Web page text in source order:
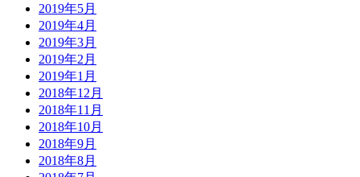
2019年5月
2019年4月
2019年3月
2019年2月
2019年1月
2018年12月
2018年11月
2018年10月
2018年9月
2018年8月